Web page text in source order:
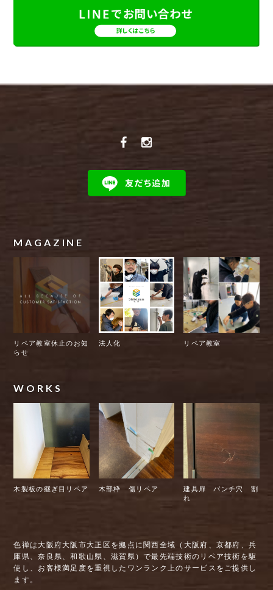
MAGAZINE
リペア教室休止のお知
らせ
法人化 リペア教室
WORKS
木製板の継ぎ目リペア 木部枠 傷リペア
建具扉 パンチ穴 割
れ
色禅は大阪府大阪市大正区を拠点に関西全域（大阪府、京都府、兵
庫県、奈良県、和歌山県、滋賀県）で最先端技術のリペア技術を駆
使し、お客様満足度を重視したワンランク上のサービスをご提供し
ます。